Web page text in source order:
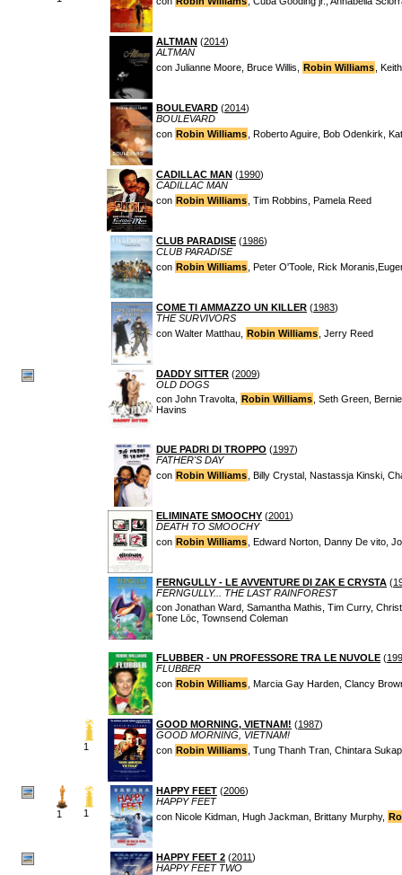
ALTMAN (2014)
ALTMAN
con Julianne Moore, Bruce Willis, Robin Williams ,
BOULEVARD (2014)
BOULEVARD
con Robin Williams , Roberto Aguire, Bob Odenkirk,
CADILLAC MAN (1990)
CADILLAC MAN
con Robin Williams , Tim Robbins, Pamela Reed
CLUB PARADISE (1986)
CLUB PARADISE
con Robin Williams , Peter O'Toole, Rick
COME TI AMMAZZO UN KILLER (1983)
THE SURVIVORS
con Walter Matthau, Robin Williams , Jerry Reed
DADDY SITTER (2009)
OLD DOGS
con John Travolta, Robin Williams , Seth Green,
Havins
DUE PADRI DI TROPPO (1997)
FATHER'S DAY
con Robin Williams , Billy Crystal, Nastassja Kinski,
ELIMINATE SMOOCHY (2001)
DEATH TO SMOOCHY
con Robin Williams , Edward Norton, Danny De vito,
FERNGULLY - LE AVVENTURE DI ZAK E CRYSTA (
FERNGULLY... THE LAST RAINFOREST
con Jonathan Ward, Samantha Mathis, Tim Curry,
Tone Lōc, Townsend Coleman
FLUBBER - UN PROFESSORE TRA LE NUVOLE (
FLUBBER
con Robin Williams , Marcia Gay Harden, Clancy
1
GOOD MORNING, VIETNAM! (1987)
GOOD MORNING, VIETNAM!
con Robin Williams , Tung Thanh Tran, Chintara
1 1
HAPPY FEET (2006)
HAPPY FEET
con Nicole Kidman, Hugh Jackman, Brittany Murphy,
HAPPY FEET 2 (2011)
HAPPY FEET TWO